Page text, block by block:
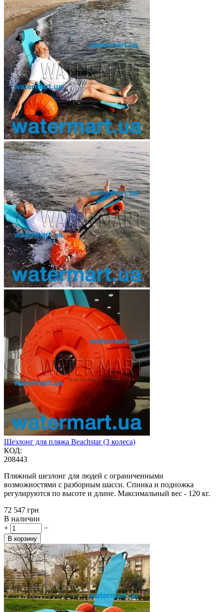
Шезлонг для пляжа Beachstar (3 колеса)
КОД:
208443
Пляжный шезлонг для людей с ограниченными
возможностями с разборным шасси. Спинка и подножка
регулируются по высоте и длине. Максимальный вес - 120 кг.
‍72 547‍ грн
В наличии
+
−
В корзину